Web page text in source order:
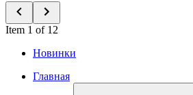
Item 1 of 12
Новинки
Главная